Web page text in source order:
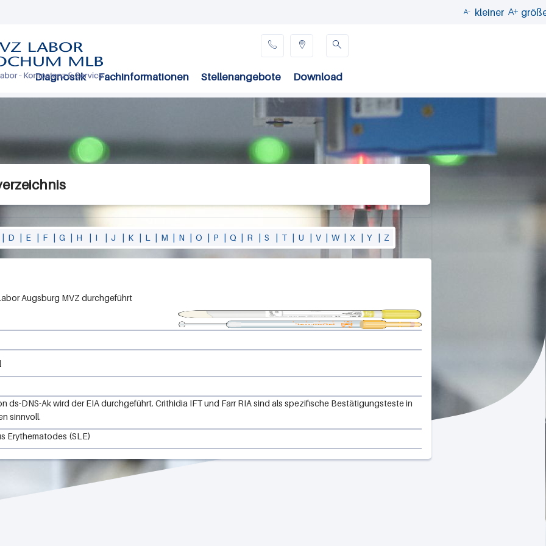
Inhalt
 kleiner 

Diagnostik Fachinformationen Stellenangebote Download
 
| D | E | F | G | H | I | J | K | L | M | N | O | P | Q | R | S | T | U | V | W | X | Y | Z
Augsburg MVZ
ds-DNS-Ak wird der EIA durchgeführt. Crithidia IFT und Farr RIA sind als spezifische Bestätigungsteste in
sinnvoll.
Erythematodes (SLE)